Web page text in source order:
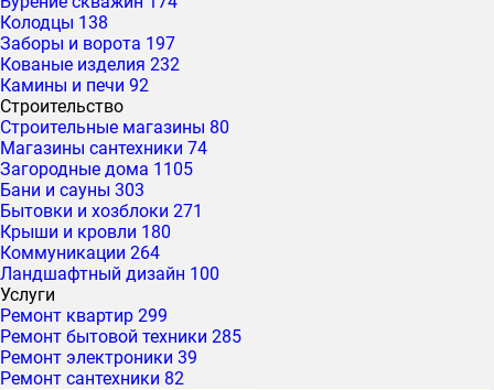
Колодцы 138
Заборы и ворота 197
Кованые изделия 232
Камины и печи 92
Строительство
Строительные магазины 80
Магазины сантехники 74
Загородные дома 1105
Бани и сауны 303
Бытовки и хозблоки 271
Крыши и кровли 180
Коммуникации 264
Ландшафтный дизайн 100
Услуги
Ремонт квартир 299
Ремонт бытовой техники 285
Ремонт электроники 39
Ремонт сантехники 82